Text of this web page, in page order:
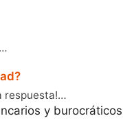
respuesta!…
y